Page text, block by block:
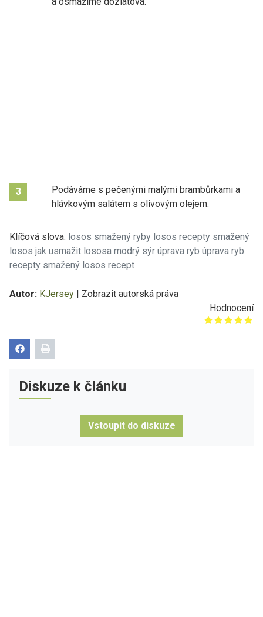
3
Podáváme s pečenými malými brambůrkami a
hlávkovým salátem s olivovým olejem.
Klíčová slova: losos smažený ryby losos recepty smažený
losos jak usmažit lososa modrý sýr úprava ryb úprava ryb
recepty smažený losos recept
Autor: KJersey | Zobrazit autorská práva
Hodnocení
Give it 1/5
Give it 2/5
Give it 3/5
Give it 4/5
Give it 5/5
Diskuze k článku
Vstoupit do diskuze